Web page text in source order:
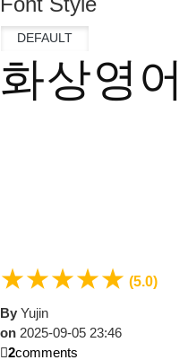
화상영
★★★★★ (5.0)
By Yujin
on 2025-09-05 23:46
2comments